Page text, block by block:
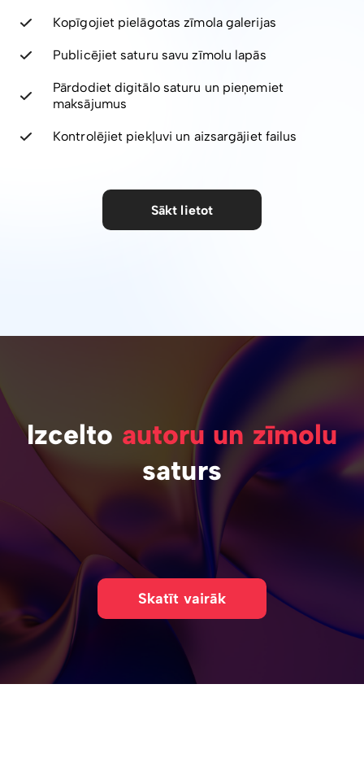
Kopīgojiet pielāgotas zīmola galerijas
Publicējiet saturu savu zīmolu lapās
Pārdodiet digitālo saturu un pieņemiet
maksājumus
Kontrolējiet piekļuvi un aizsargājiet failus
Sākt lietot
Izcelto autoru un zīmolu
saturs
Skatīt vairāk